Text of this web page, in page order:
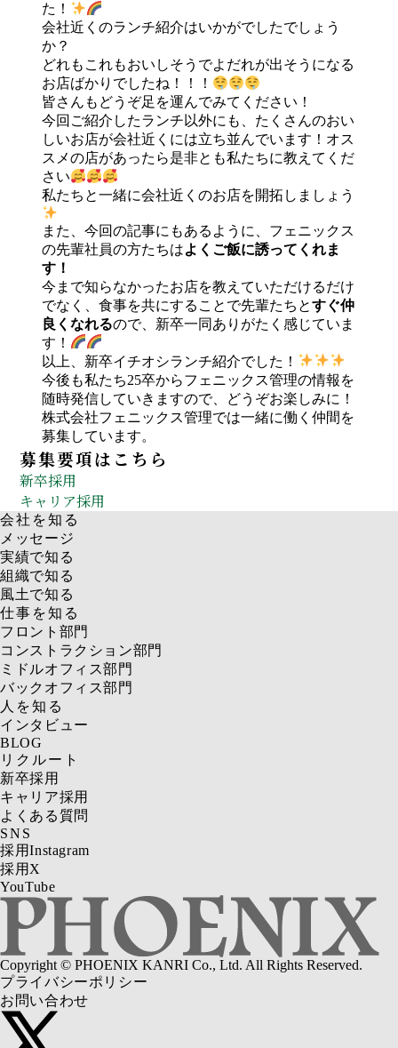
た！
会社近くのランチ紹介はいかがでしたでしょう
か？
どれもこれもおいしそうでよだれが出そうになる
お店ばかりでしたね！！！
皆さんもどうぞ足を運んでみてください！
今回ご紹介したランチ以外にも、たくさんのおい
しいお店が会社近くには立ち並んでいます！オス
スメの店があったら是非とも私たちに教えてくだ
さい
私たちと一緒に会社近くのお店を開拓しましょう
また、今回の記事にもあるように、フェニックス
の先輩社員の方たちはよくご飯に誘ってくれま
す！
今まで知らなかったお店を教えていただけるだけ
でなく、食事を共にすることで先輩たちとすぐ仲
良くなれるので、新卒一同ありがたく感じていま
す！
以上、新卒イチオシランチ紹介でした！
今後も私たち25卒からフェニックス管理の情報を
随時発信していきますので、どうぞお楽しみに！
株式会社フェニックス管理では一緒に働く仲間を
募集しています。
募集要項はこちら
新卒採用
キャリア採用
会社を知る
メッセージ
実績で知る
組織で知る
風土で知る
仕事を知る
フロント部門
コンストラクション部門
ミドルオフィス部門
バックオフィス部門
人を知る
インタビュー
BLOG
リクルート
新卒採用
キャリア採用
よくある質問
SNS
採用Instagram
採用X
YouTube
Copyright © PHOENIX KANRI Co., Ltd. All Rights Reserved.
プライバシーポリシー
お問い合わせ